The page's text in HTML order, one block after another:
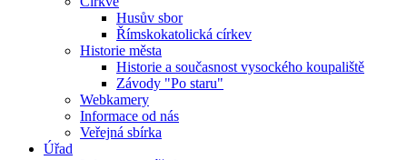
Husův sbor
Římskokatolická církev
Historie města
Historie a současnost vysockého koupaliště
Závody "Po staru"
Webkamery
Informace od nás
Veřejná sbírka
Úřad